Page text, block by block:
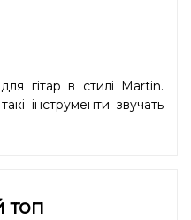
гітар в стилі Martin.
інструменти звучать
топ